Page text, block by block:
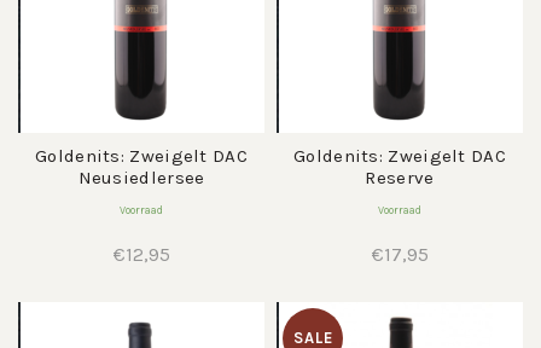
Goldenits: Zweigelt DAC
Neusiedlersee
Voorraad
€12,95
Goldenits: Zweigelt DAC
Reserve
Voorraad
€17,95
SALE